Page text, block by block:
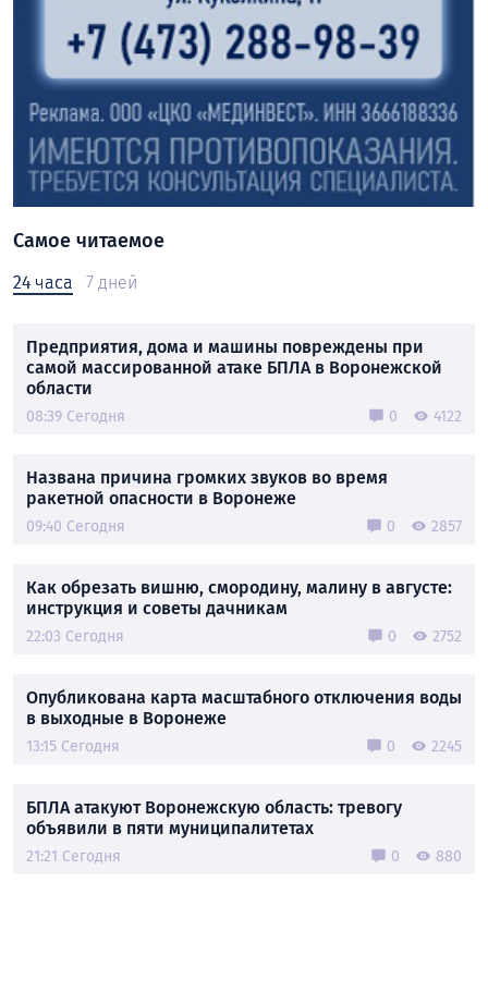
Самое читаемое
24 часа 7 дней
Предприятия, дома и машины повреждены при
самой массированной атаке БПЛА в Воронежской
области
08:39 Сегодня 0 4122
Названа причина громких звуков во время
ракетной опасности в Воронеже
09:40 Сегодня 0 2857
Как обрезать вишню, смородину, малину в августе:
инструкция и советы дачникам
22:03 Сегодня 0 2752
Опубликована карта масштабного отключения воды
в выходные в Воронеже
13:15 Сегодня 0 2245
БПЛА атакуют Воронежскую область: тревогу
объявили в пяти муниципалитетах
21:21 Сегодня 0 880